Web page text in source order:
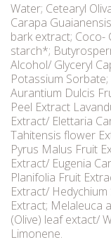
Water; Cetearyl
Carapa
bark extract; Coco-
starch*;
Alcohol/ Glyceryl
Potassium
Aurantium Dulcis
Peel Extract
Extract/ Elettaria
Tahitensis flower
Pyrus Malus Fruit
Extract/ Eugenia
Planifolia Fruit
Extract/
Extract; Melaleuca
(Olive) leaf extact/
Limonene.